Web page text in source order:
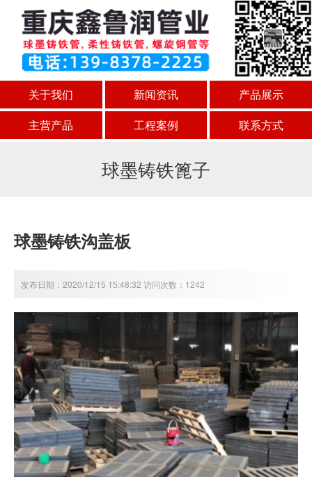
关于我们 新闻资讯
产品展示
主营产品
工程案例 联系方式
球墨铸铁篦子
球墨铸铁沟盖板
发布日期：2020/12/15 15:48:32 访问次数：1242